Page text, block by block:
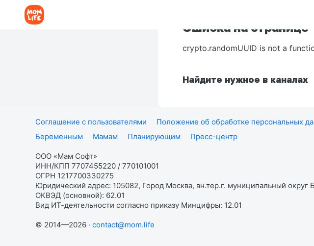
Ошибка на странице
crypto.randomUUID is not a
Найдите нужное в каналах
Соглашение с пользователями Положение об обработке персональных
Беременным
Мамам Планирующим Пресс-центр
ООО «Мам Софт»
ИНН/КПП 7707455220 / 770101001
ОГРН 1217700330275
Юридический адрес: 105082, Город Москва, вн.тер.г. муниципальный
ОКВЭД (основной): 62.01
Вид ИТ-деятельности согласно приказу Минцифры: 12.01
© 2014—2026 · contact@mom.life